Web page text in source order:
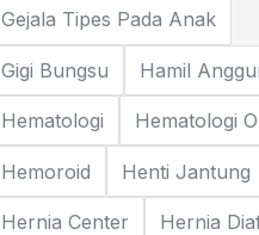
Gejala Tipes Pada Anak
Gigi Bungsu Hamil
Hematologi Hematologi
Hemoroid Henti Jantung
Hernia Center Hernia